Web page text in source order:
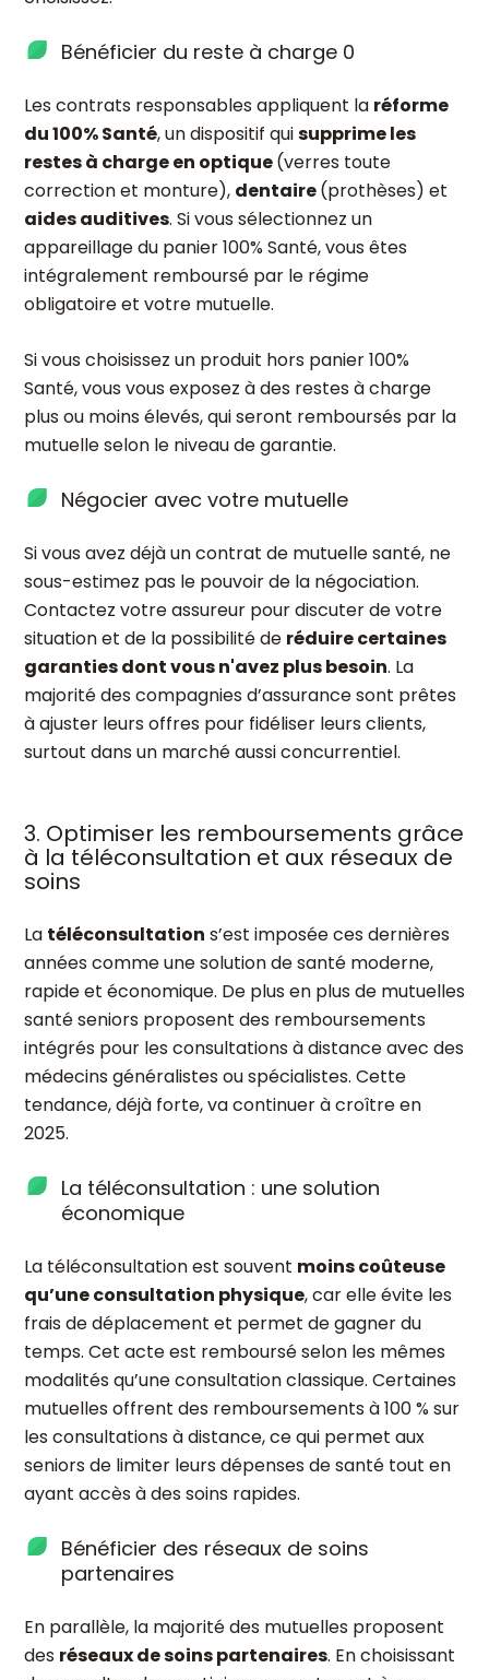
Bénéficier du reste à charge 0
Les contrats responsables appliquent la réforme
du 100% Santé, un dispositif quisupprime les
restes à charge en optique(verres toute
correction et monture), dentaire(prothèses) et
aides auditives. Si vous sélectionnez un
appareillage du panier 100% Santé, vous êtes
intégralement remboursé par le régime
obligatoire et votre mutuelle.
Si vous choisissez un produit hors panier 100%
Santé, vous vous exposez à des restes à charge
plus ou moins élevés, qui seront remboursés par la
mutuelle selon le niveau de garantie.
Négocier avec votre mutuelle
Si vous avez déjà un contrat de mutuelle santé, ne
sous-estimez pas le pouvoir de la négociation.
Contactez votre assureur pour discuter de votre
situation et de la possibilité de réduire certaines
garanties dont vous n'avez plus besoin. La
majorité des compagnies d’assurance sont prêtes
à ajuster leurs offres pour fidéliser leurs clients,
surtout dans un marché aussi concurrentiel.
3. Optimiser les remboursements grâce
à la téléconsultation et aux réseaux de
soins
La téléconsultation s’est imposée ces dernières
années comme une solution de santé moderne,
rapide et économique. De plus en plus de mutuelles
santé seniors proposent des remboursements
intégrés pour les consultations à distance avec des
médecins généralistes ou spécialistes. Cette
tendance, déjà forte, va continuer à croître en
2025.
La téléconsultation : une solution
économique
La téléconsultation est souvent moins coûteuse
qu’une consultation physique, car elle évite les
frais de déplacement et permet de gagner du
temps. Cet acte est remboursé selon les mêmes
modalités qu’une consultation classique. Certaines
mutuelles offrent des remboursements à 100 % sur
les consultations à distance, ce qui permet aux
seniors de limiter leurs dépenses de santé tout en
ayant accès à des soins rapides.
Bénéficier des réseaux de soins
partenaires
En parallèle, la majorité des mutuelles proposent
des réseaux de soins partenaires. En choisissant